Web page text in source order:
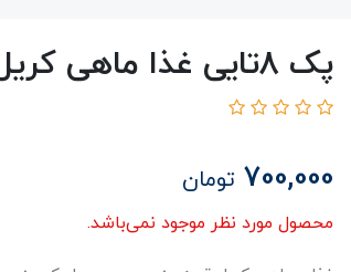
پک 8تایی غذا ماهی کریل قرمز منجمد ریوجوما
700,000 تومان
محصول مورد نظر موجود نمی‌باشد.